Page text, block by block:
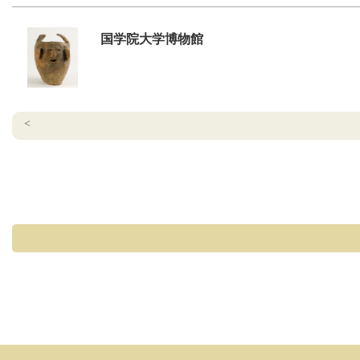
国学院大学博物館
<